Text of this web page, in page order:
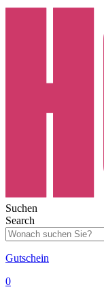
Suchen
Search
Gutschein
0